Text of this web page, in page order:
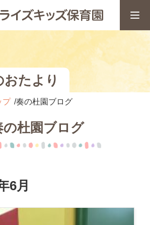
おたより
プ 奏の杜園ブログ
の杜園ブログ
6月